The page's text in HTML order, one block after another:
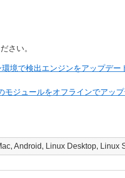
さい。
境で検出エンジンをアップデー
モジュールをオフラインでアッ
Android, Linux Desktop, Linux